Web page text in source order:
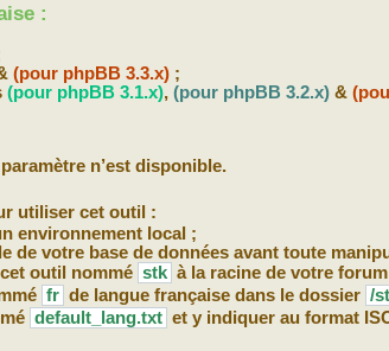
:
(pour phpBB 3.3.x);
(pour phpBB 3.1.x), (pour phpBB 3.2.x)&
n’est disponible.
utiliser cet outil :
environnement local ;
de votre base de données avant toute
outil nommé stk à la racine de votre
fr de langue française dans le dossier /
default_lang.txt et y indiquer au format